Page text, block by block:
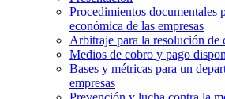
Procedimientos documentales
económica de las empresas
Arbitraje para la resolución de
Medios de cobro y pago
Bases y métricas para un
empresas